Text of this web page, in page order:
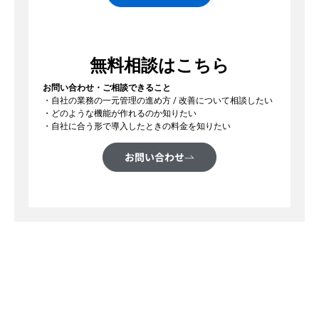
無料相談はこちら
お問い合わせ・ご相談できること
・自社の業務の一元管理の進め方 / 改善について相談したい
・どのような機能が作れるのか知りたい
・自社に合う形で導入したときの料金を知りたい
お問い合わせ